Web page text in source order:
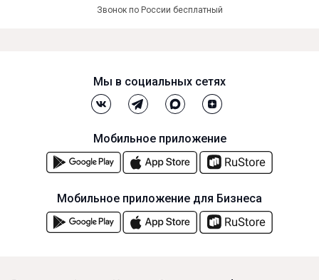
Звонок по России бесплатный
Мы в социальных сетях
Мобильное приложение
Мобильное приложение для Бизнеса